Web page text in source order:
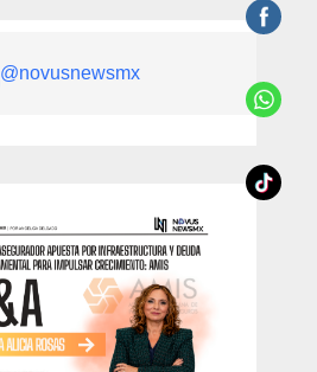
@novusnewsmx